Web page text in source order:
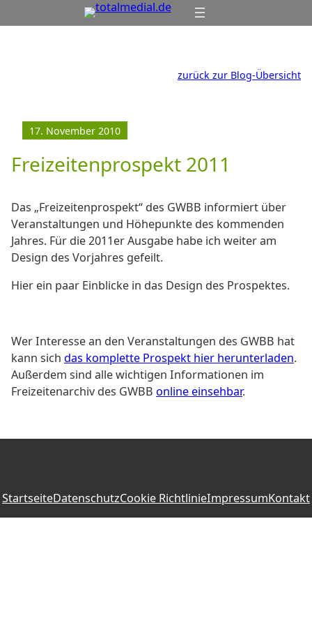
Inhalt
zurück zur Blog-Übersicht
17. November 2010
Freizeitenprospekt 2011
Das „Freizeitenprospekt“ des GWBB informiert über
Veranstaltungen und Höhepunkte des kommenden
Jahres. Für die 2011er Ausgabe habe ich weiter am
Design des Vorjahres gefeilt.
Hier ein paar Einblicke in das Design des Prospektes.
Wer Interesse an den Veranstaltungen des GWBB hat
kann sich das komplette Prospekt hier herunterladen.
Außerdem sind alle wichtigen Informationen im
Freizeitenarchiv des GWBB online einsehbar.
StartseiteDatenschutzCookie RichtlinieImpressumKontakt